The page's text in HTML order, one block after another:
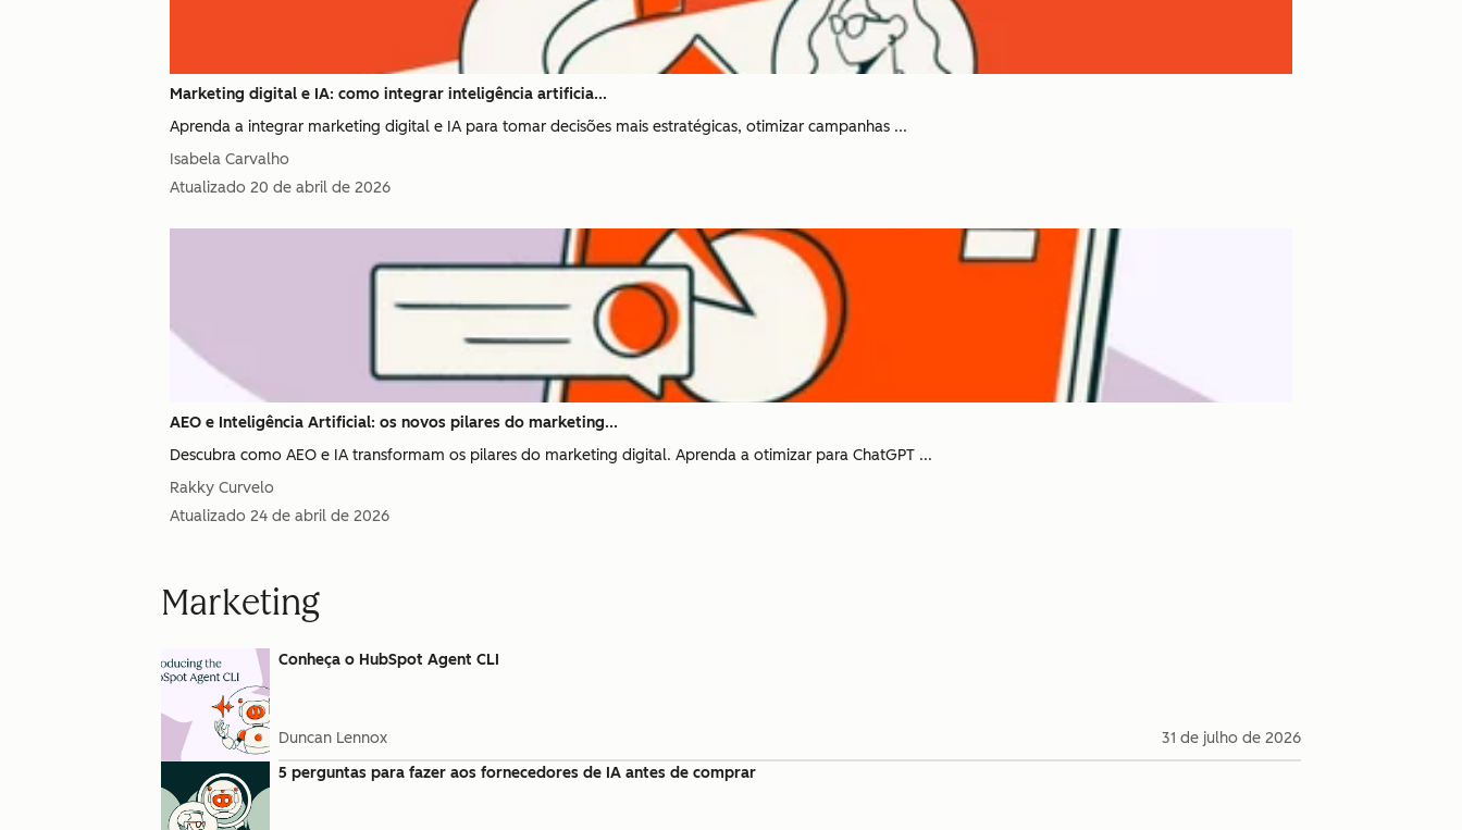
Marketing digital e IA: como integrar inteligência artificia...
Aprenda a integrar marketing digital e IA para tomar decisões mais estratégicas, otimizar campanhas ...
Isabela Carvalho
Atualizado 20 de abril de 2026
AEO e Inteligência Artificial: os novos pilares do marketing...
Descubra como AEO e IA transformam os pilares do marketing digital. Aprenda a otimizar para ChatGPT ...
Rakky Curvelo
Atualizado 24 de abril de 2026
Marketing
Conheça o HubSpot Agent CLI
Duncan Lennox
31 de julho de 2026
5 perguntas para fazer aos fornecedores de IA antes de comprar